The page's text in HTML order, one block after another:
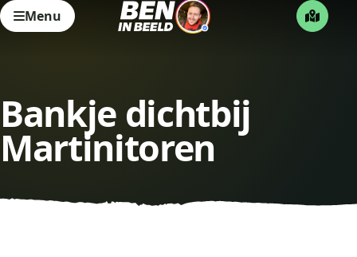
Menu
Bankje dichtbij
Martinitoren